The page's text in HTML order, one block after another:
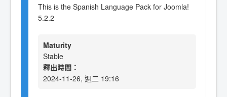
This is the Spanish Language Pack for Joomla!
5.2.2
Maturity
Stable
釋出時間：
2024-11-26, 週二 19:16